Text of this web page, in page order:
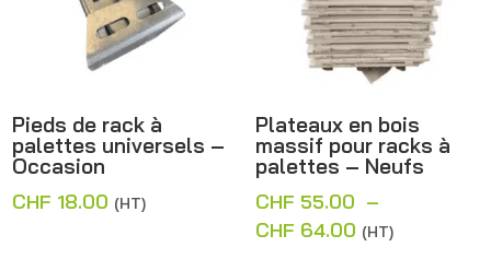
Pieds de rack à
palettes universels –
Occasion
CHF 18.00 (HT)
Plateaux en bois
massif pour racks à
palettes – Neufs
CHF 55.00 –
CHF 64.00Plage
(HT)